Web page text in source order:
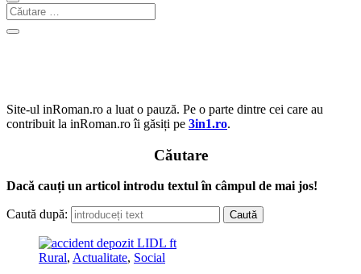
Site-ul inRoman.ro a luat o pauză. Pe o parte dintre cei care au
contribuit la inRoman.ro îi găsiți pe 3in1.ro.
Căutare
Dacă cauți un articol introdu textul în câmpul de mai jos!
Caută după:
Rural, Actualitate, Social